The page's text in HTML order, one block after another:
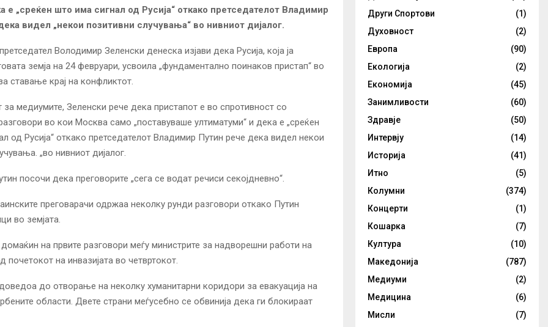
е „среќен што има сигнал од Русија“ откако претседателот Владимир
видел „некои позитивни случувања“ во нивниот дијалог.
Володимир Зеленски денеска изјави дека Русија, која ја
земја на 24 февруари, усвоила „фундаментално поинаков пристап“ во
ставање крај на конфликтот.
медиумите, Зеленски рече дека пристапот е во спротивност со
во кои Москва само „поставуваше ултиматуми“ и дека е „среќен
од Русија“ откако претседателот Владимир Путин рече дека видел некои
„во нивниот дијалог.
посочи дека преговорите „сега се водат речиси секојдневно“.
преговарачи одржаа неколку рунди разговори откако Путин
во земјата.
на првите разговори меѓу министрите за надворешни работи на
почетокот на инвазијата во четвртокот.
до отворање на неколку хуманитарни коридори за евакуација на
области. Двете страни меѓусебно се обвинија дека ги блокираат
Други Спортови
(1)
Духовност
(2)
Европа
(90)
Екологија
(2)
Економија
(45)
Занимливости
(60)
Здравје
(50)
Интервју
(14)
Историја
(41)
Итно
(5)
Колумни
(374)
Концерти
(1)
Кошарка
(7)
Култура
(10)
Македонија
(787)
Медиуми
(2)
Медицина
(6)
Мисли
(7)